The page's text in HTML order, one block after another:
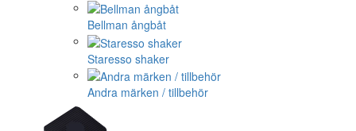
Bellman ångbåt
Staresso shaker
Andra märken / tillbehör